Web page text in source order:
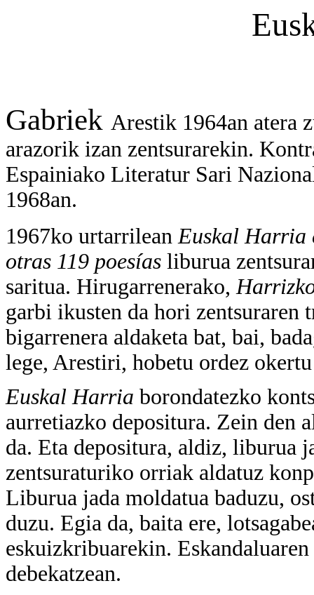
Gabriek Arestik 1964an atera
arazorik izan zentsurarekin.
Espainiako Literatur Sari
1968an.
1967ko urtarrileanEuskal Harria
otras 119 poesías liburua
saritua. Hirugarrenerako,
garbi ikusten da hori
bigarrenera aldaketa bat, bai,
lege, Arestiri, hobetu ordez
Euskal Harria borondatezko
aurretiazko depositura. Zein den
da. Eta depositura, aldiz, liburua
zentsuraturiko orriak aldatuz
Liburua jada moldatua baduzu,
duzu. Egia da, baita ere,
eskuizkribuarekin.
debekatzean.